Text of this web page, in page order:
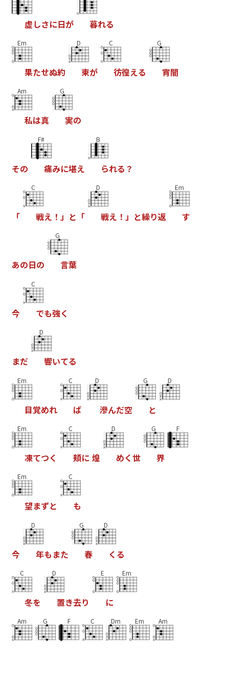
虚しさに日が 暮れる
Em
果たせぬ約
D
束が
C
彷徨える
G
宵闇
Am
私は真
G
実の
その
F#
痛みに堪え
B
られる ？
「
C
戦え ！ 」 と 「
D
戦え ！ 」 と繰り返
Em
す
あの日の
G
言葉
今
C
でも強く
まだ
D
響いてる
Em
目覚めれ
C
ば
D
滲んだ空
G
と
D
Em
凍てつく
C
頬に 煌
D
めく世
G
界
F
Em
望まずと
C
も
今
D
年もまた
G
春
D
く る
C
冬を
D
置き去り
E
に
Em
Am G F C Dm Em Am